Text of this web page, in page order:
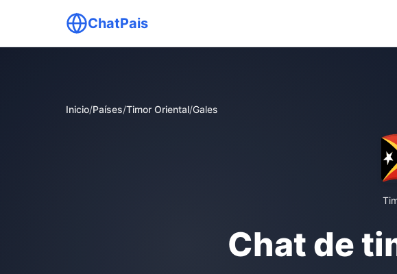
ChatPais
Inicio/Países/Timor Oriental/Gales
Chat de